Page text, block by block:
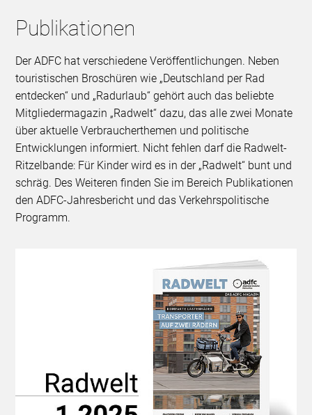
Publikationen
Der ADFC hat verschiedene Veröffentlichungen. Neben
touristischen Broschüren wie „Deutschland per Rad
entdecken“ und „Radurlaub“ gehört auch das beliebte
Mitgliedermagazin „Radwelt“ dazu, das alle zwei Monate
über aktuelle Verbraucherthemen und politische
Entwicklungen informiert. Nicht fehlen darf die Radwelt-
Ritzelbande: Für Kinder wird es in der „Radwelt“ bunt und
schräg. Des Weiteren finden Sie im Bereich Publikationen
den ADFC-Jahresbericht und das Verkehrspolitische
Programm.